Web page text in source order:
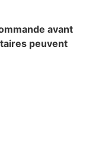
avant
peuvent